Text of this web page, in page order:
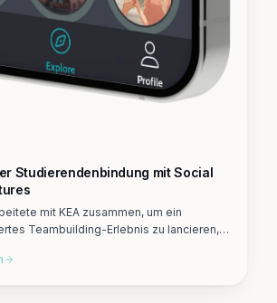
Studierendenbindung mit Social
mit KEA zusammen, um ein
Teambuilding-Erlebnis zu lancieren,